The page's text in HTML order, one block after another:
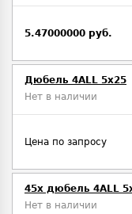
5.47000000 руб.
Дюбель 4ALL 5x25
Нет в наличии
Цена по запросу
45x дюбель 4ALL
Нет в наличии